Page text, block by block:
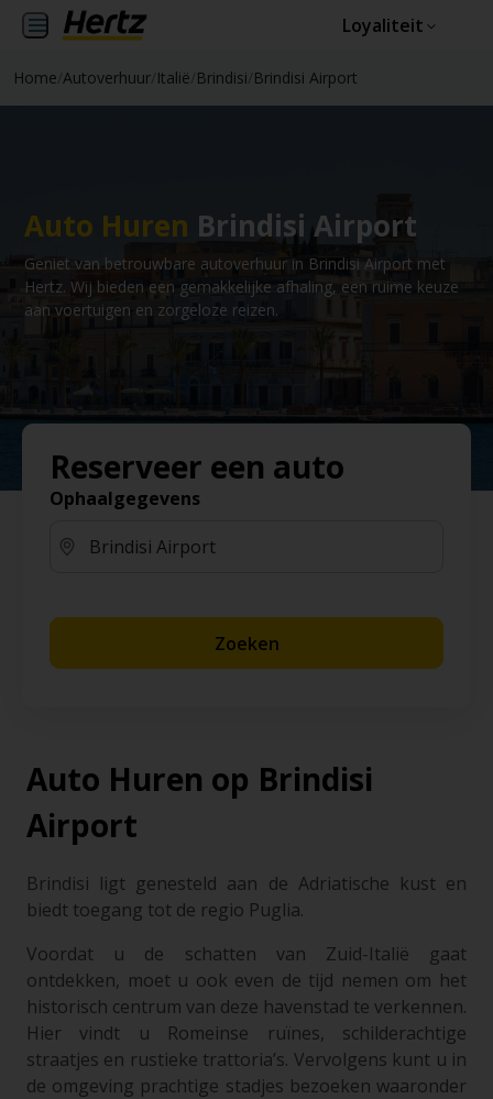
Loyaliteit
Home Autoverhuur Italië Brindisi Brindisi Airport
Auto Huren Brindisi Airport
Geniet van betrouwbare autoverhuur in Brindisi Airport met
Hertz. Wij bieden een gemakkelijke afhaling, een ruime keuze
aan voertuigen en zorgeloze reizen.
Reserveer een auto
Ophaalgegevens
Zoeken
Auto Huren op Brindisi
Airport
Brindisi ligt genesteld aan de Adriatische kust en
biedt toegang tot de regio Puglia.
Voordat u de schatten van Zuid-Italië gaat
ontdekken, moet u ook even de tijd nemen om het
historisch centrum van deze havenstad te verkennen.
Hier vindt u Romeinse ruïnes, schilderachtige
straatjes en rustieke trattoria’s. Vervolgens kunt u in
de omgeving prachtige stadjes bezoeken waaronder